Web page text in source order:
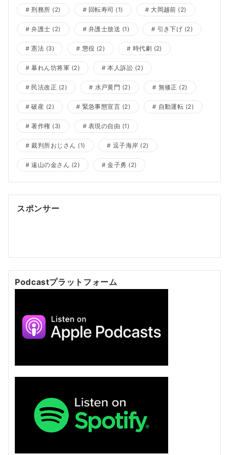
刑務所 (2) 回転寿司 (1) 大岡越前 (2)
弁護士 (2) 弁護士放送 (1) 引き下げ (2)
憲法 (3) 懲役 (2) 時代劇 (2)
暴れん坊将軍 (2) 本人訴訟 (2)
民法改正 (2) 水戸黄門 (2) 無修正 (2)
破産 (2) 緊急事態宣言 (2) 自動運転 (2)
著作権 (3) 表現の自由 (1)
裁判所おじさん (1) 逗子海岸 (2)
遠山の金さん (2) 金子勇 (2)
スポンサー
Podcastプラットフォーム